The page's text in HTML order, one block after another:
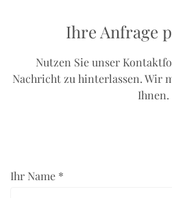
Ihre Anfrage
Nutzen Sie unser
Nachricht zu hinterlassen. Wir
Ihnen.
Ihr Name *